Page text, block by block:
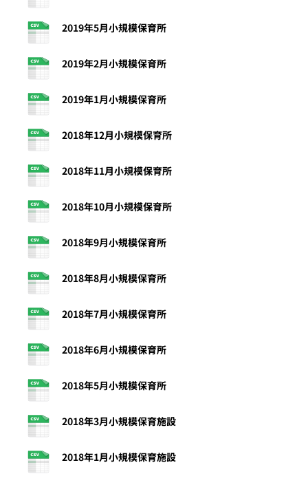
2019年5月小規模保育所
2019年2月小規模保育所
2019年1月小規模保育所
2018年12月小規模保育所
2018年11月小規模保育所
2018年10月小規模保育所
2018年9月小規模保育所
2018年8月小規模保育所
2018年7月小規模保育所
2018年6月小規模保育所
2018年5月小規模保育所
2018年3月小規模保育施設
2018年1月小規模保育施設